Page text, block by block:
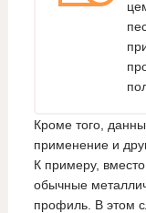
Кроме того,
применение и
К примеру,
обычные
профиль. В этом